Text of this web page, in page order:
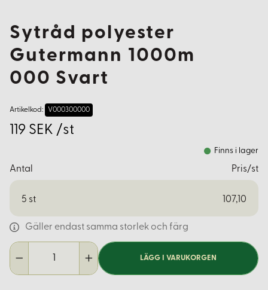
Sytråd polyester
Gutermann 1000m
000 Svart
Artikelkod: V000300000
119 SEK /st
Finns i lager
Antal Pris/st
5 st 107,10
Gäller endast samma storlek och färg
LÄGG I VARUKORGEN